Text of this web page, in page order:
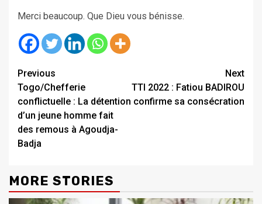
Merci beaucoup. Que Dieu vous bénisse.
Continue
Reading
Previous
Togo/Chefferie
conflictuelle : La détention
d’un jeune homme fait
des remous à Agoudja-
Badja
Next
TTI 2022 : Fatiou BADIROU
confirme sa consécration
MORE STORIES